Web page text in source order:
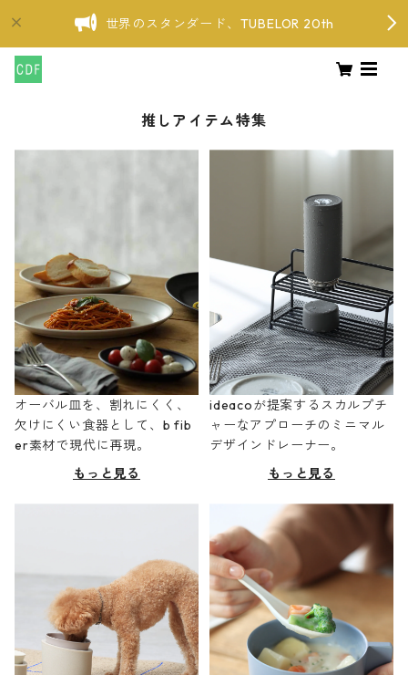
世界のスタンダード、TUBELOR 20th
推しアイテム特集
オーバル皿を、割れにくく、
欠けにくい食器として、b fib
er素材で現代に再現。
もっと見る
ideacoが提案するスカルプチ
ャーなアプローチのミニマル
デザインドレーナー。
もっと見る